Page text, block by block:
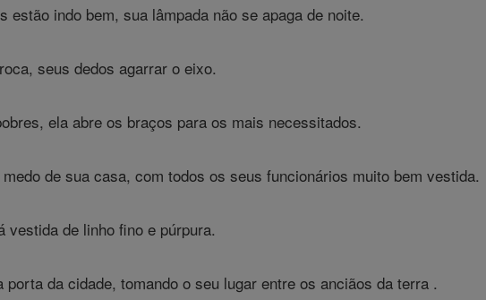
estão indo bem, sua lâmpada não se apaga de noite.
seus dedos agarrar o eixo.
ela abre os braços para os mais necessitados.
de sua casa, com todos os seus funcionários muito bem vestida.
de linho fino e púrpura.
porta da cidade, tomando o seu lugar entre os anciãos da terra .